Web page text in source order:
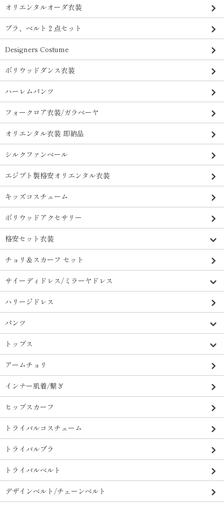
オリエンタルオーダ衣装
ブラ、ベルト２点セット
Designers Costume
ボリウッドダンス衣装
ハーレムパンツ
フォークロア衣装/ガラベーヤ
オリエンタル衣装 即納品
シルクファンベール
エジプト製格安オリエンタル衣装
キッズコスチューム
ボリウッドアクセサリー
格安セット衣装
チョリ＆スカーフ セット
サイーディドレス/ミラーヤドレス
ハリージドレス
パンツ
トップス
アームチョリ
インナー肌着/繋ぎ
ヒップスカーフ
トライバルコスチューム
トライバルブラ
トライバルベルト
デザインベルト/チェーンベルト